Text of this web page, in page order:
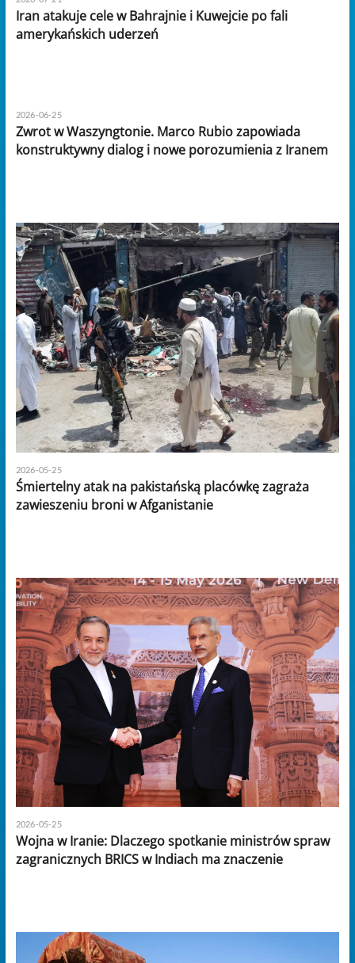
Iran atakuje cele w Bahrajnie i Kuwejcie po fali
amerykańskich uderzeń
2026-06-25
Zwrot w Waszyngtonie. Marco Rubio zapowiada
konstruktywny dialog i nowe porozumienia z Iranem
2026-05-25
Śmiertelny atak na pakistańską placówkę zagraża
zawieszeniu broni w Afganistanie
2026-05-25
Wojna w Iranie: Dlaczego spotkanie ministrów spraw
zagranicznych BRICS w Indiach ma znaczenie